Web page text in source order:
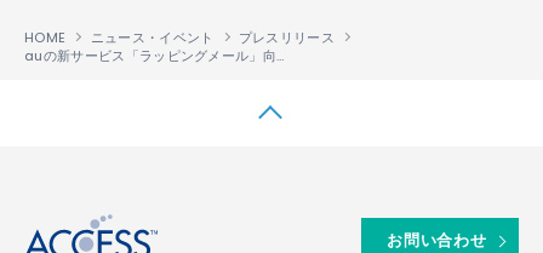
HOME ニュース・イベント
プレスリリース
auの新サービス「ラッピングメール」向けにメールソフトウェアを提供
お問い合わせ